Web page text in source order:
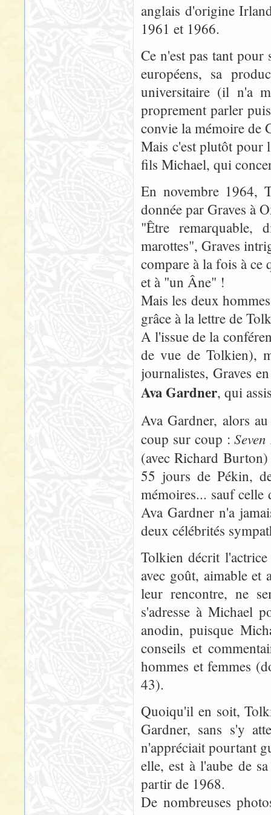
anglais d'origine
1961 et 1966.
Ce n'est pas tant pour
européens, sa
universitaire (il n'a
proprement parler
convie la mémoire de
Mais c'est plutôt pour
fils Michael, qui
En novembre 1964,
donnée par Graves à
"Être remarquable,
marottes", Graves
compare à la fois à ce
et à "un Âne" !
Mais les deux
grâce à la lettre de
A l'issue de la
de vue de Tolkien),
journalistes, Graves
Ava Gardner, qui
Ava Gardner, alors
coup sur coup :
(avec Richard
55 jours de Pékin,
mémoires... sauf celle
Ava Gardner n'a
deux célébrités
Tolkien décrit
avec goût, aimable et
leur rencontre, ne
s'adresse à Michael
anodin, puisque
conseils et
hommes et femmes
43).
Quoiqu'il en soit,
Gardner, sans s'y
n'appréciait pourtant
elle, est à l'aube de
partir de 1968.
De nombreuses